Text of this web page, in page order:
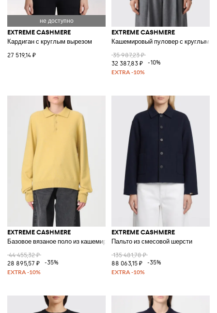
EXTREME CASHMERE
Кардиган с круглым вырезом
27 519,14 ₽
EXTREME CASHMERE
Кашемировый пуловер с круглым
35 987,23 ₽
32 387,83 ₽
-10%
EXTREME CASHMERE
Базовое вязаное поло из кашемира
44 455,32 ₽
28 895,57 ₽
-35%
EXTREME CASHMERE
Пальто из смесовой шерсти
135 481,78 ₽
88 063,15 ₽
-35%